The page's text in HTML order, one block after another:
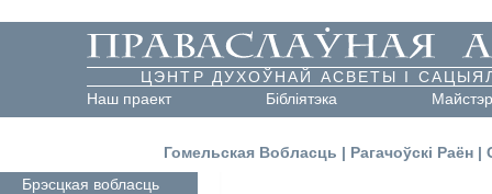
ЦЭНТР ДУХОЎНАЙ АСВЕТЫ І
Наш праект
Бібліятэка
Гомельская Вобласць | Рагачоўскі Раён |
Брэсцкая вобласць